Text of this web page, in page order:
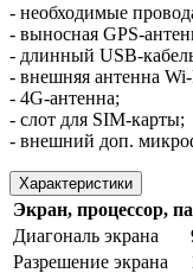
- необходимые
- выносная GPS-
- длинный USB-
- внешняя антенна
- 4G-антенна;
- слот для SIM-карты;
- внешний доп.
Характеристики
Экран, процессор,
Диагональ экрана
Разрешение экрана